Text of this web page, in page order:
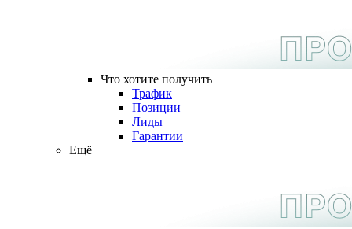
Что хотите получить
Трафик
Позиции
Лиды
Гарантии
Ещё